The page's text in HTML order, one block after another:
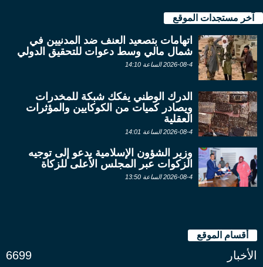
آخر مستجدات الموقع
اتهامات بتصعيد العنف ضد المدنيين في
شمال مالي وسط دعوات للتحقيق الدولي
2026-08-4 الساعة 14:10
الدرك الوطني يفكك شبكة للمخدرات
ويصادر كميات من الكوكايين والمؤثرات
العقلية
2026-08-4 الساعة 14:01
وزير الشؤون الإسلامية يدعو إلى توجيه
الزكوات عبر المجلس الأعلى للزكاة
2026-08-4 الساعة 13:50
أقسام الموقع
الأخبار
6699